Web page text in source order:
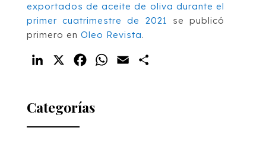
exportados de aceite de oliva durante el
primer cuatrimestre de 2021 se publicó
primero en Oleo Revista.
LinkedIn FacebookWhatsApp
Email
Categorías